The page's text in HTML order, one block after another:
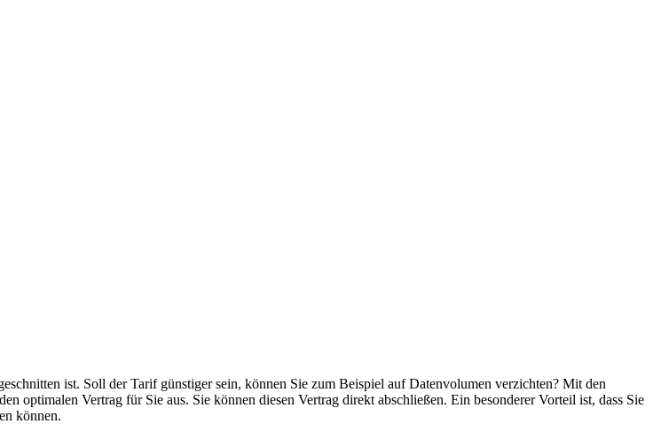
ist. Soll der Tarif günstiger sein, können Sie zum Beispiel auf Datenvolumen verzichten? Mit den
optimalen Vertrag für Sie aus. Sie können diesen Vertrag direkt abschließen. Ein besonderer Vorteil ist, dass Sie
können.